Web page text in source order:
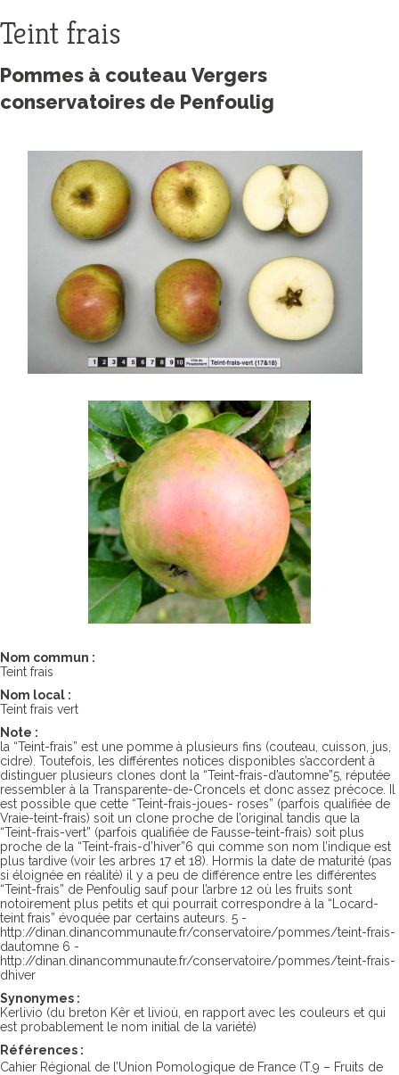
Teint frais
Pommes à couteau Vergers
conservatoires de Penfoulig
Nom commun :
Teint frais
Nom local :
Teint frais vert
Note :
la “Teint-frais” est une pomme à plusieurs fins (couteau, cuisson, jus,
cidre). Toutefois, les différentes notices disponibles s’accordent à
distinguer plusieurs clones dont la “Teint-frais-d’automne”5, réputée
ressembler à la Transparente-de-Croncels et donc assez précoce. Il
est possible que cette “Teint-frais-joues- roses” (parfois qualifiée de
Vraie-teint-frais) soit un clone proche de l’original tandis que la
“Teint-frais-vert” (parfois qualifiée de Fausse-teint-frais) soit plus
proche de la “Teint-frais-d’hiver”6 qui comme son nom l’indique est
plus tardive (voir les arbres 17 et 18). Hormis la date de maturité (pas
si éloignée en réalité) il y a peu de différence entre les différentes
“Teint-frais” de Penfoulig sauf pour l’arbre 12 où les fruits sont
notoirement plus petits et qui pourrait correspondre à la “Locard-
teint frais” évoquée par certains auteurs. 5 -
http://dinan.dinancommunaute.fr/conservatoire/pommes/teint-frais-
dautomne 6 -
http://dinan.dinancommunaute.fr/conservatoire/pommes/teint-frais-
dhiver
Synonymes :
Kerlivio (du breton Kêr et livioù, en rapport avec les couleurs et qui
est probablement le nom initial de la variété)
Références :
Cahier Régional de l’Union Pomologique de France (T.9 – Fruits de